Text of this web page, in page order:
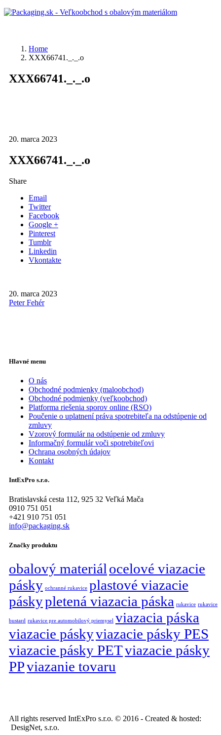
Home
XXX66741._._.o
XXX66741._._.o
20. marca 2023
XXX66741._._.o
Share
Email
Twitter
Facebook
Google +
Pinterest
Tumblr
Linkedin
Vkontakte
20. marca 2023
Peter Fehér
Hlavné menu
O nás
Obchodné podmienky (maloobchod)
Obchodné podmienky (veľkoobchod)
Platforma riešenia sporov online (RSO)
Poučenie o uplatnení práva spotrebiteľa na odstúpenie od
zmluvy
Vzorový formulár na odstúpenie od zmluvy
Informačný formulár voči spotrebiteľovi
Ochrana osobných údajov
Kontakt
IntExPro s.r.o.
Bratislavská cesta 112, 925 32 Veľká Mača
0910 751 051
+421 910 751 051
info@packaging.sk
Značky produktu
obalový materiál ocelové viazacie
pásky ochranné rukavice plastové viazacie
páskypletená viazacia páska rukavice rukavice
bustard rukavice pre automobilový priemysel viazacia páska
viazacie páskyviazacie pásky PES
viazacie pásky PETviazacie pásky
PPviazanie tovaru
All rights reserved IntExPro s.r.o. © 2016 - Created & hosted:
DesigNet, s.r.o.